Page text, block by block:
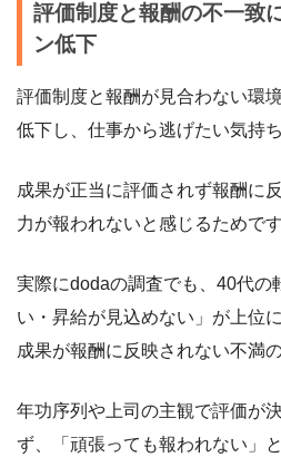
評価制度と報酬の不一致
ン低下
評価制度と報酬が見合わない環
低下し、仕事から逃げたい気持
成果が正当に評価されず報酬に
力が報われないと感じるためです
実際にdodaの調査でも、40代の
い・昇給が見込めない」が上位
成果が報酬に反映されない不満
年功序列や上司の主観で評価が
ず、「頑張っても報われない」